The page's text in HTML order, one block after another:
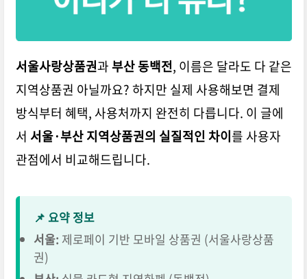
서울사랑상품권과 부산 동백전, 이름은 달라도 다 같은
지역상품권 아닐까요? 하지만 실제 사용해보면 결제
방식부터 혜택, 사용처까지 완전히 다릅니다. 이 글에
서 서울·부산 지역상품권의 실질적인 차이를 사용자
관점에서 비교해드립니다.
📌 요약 정보
서울: 제로페이 기반 모바일 상품권 (서울사랑상품
권)